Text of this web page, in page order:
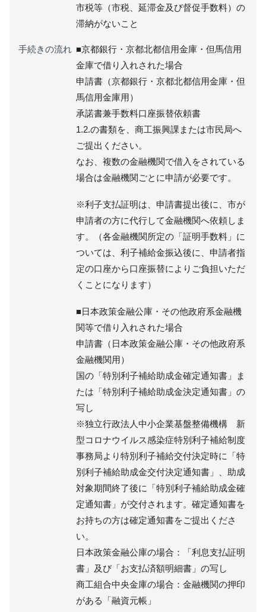
市税等（市税、延滞金及び督促手数料）の
滞納がないこと
手続きの流れ ■京都銀行・京都北都信用金庫・但馬信用
金庫で借り入れされた場合
申請書（京都銀行・京都北都信用金庫・但
馬信用金庫用）
承諾書兼手数料口座振替依頼書
1.2.の書類を、商工振興課または市民局へ
ご提出ください。
なお、複数の金融機関で借入をされている
場合は金融機関ごとに申請が必要です。
※利子支払証明は、申請書提出後に、市が
申請者の方に代行して金融機関へ依頼しま
す。（各金融機関所定の「証明手数料」に
ついては、利子補給金振込後に、申請者指
定の口座から口座振替によりご負担いただ
くことになります）
■日本政策金融公庫・その他政府系金融機
関等で借り入れされた場合
申請書（日本政策金融公庫・その他政府系
金融機関用）
国の「特別利子補給助成金確定通知書」ま
たは「特別利子補給助成金決定通知書」の
写し
※独立行政法人中小企業基盤整備機構 新
型コロナウイルス感染症特別利子補給制度
事務局より特別利子補給交付決定時に「特
別利子補給助成金交付決定通知書」、助成
対象期間終了後に「特別利子補給助成金確
定通知書」が交付されます。確定通知書を
お持ちの方は確定通知書をご提出くださ
い。
日本政策金融公庫の場合：「利息支払証明
書」及び「お支払済額明細書」の写し
商工組合中央金庫の場合：金融機関の押印
がある「融資元帳」